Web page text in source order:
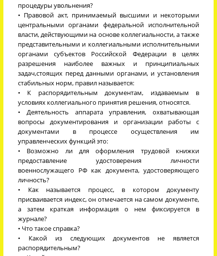
процедуры увольнения?
• Правовой акт, принимаемый высшими и некоторыми
центральными органами федеральной исполнительной
власти, действующими на основе коллегиальности, а также
представительными и коллегиальными исполнительными
органами субъектов Российской Федерации в целях
разрешения наиболее важных и принципиальных
задач,стоящих перед данными органами, и установления
стабильных норм, правил называется:
• К распорядительным документам, издаваемым в
условиях коллегиального принятия решения, относятся.
• Деятельность аппарата управления, охватывающая
вопросы документирования и организации работы с
документами в процессе осуществления им
управленческих функций это:
• Возможно ли для оформления трудовой книжки
предоставление удостоверения личности
военнослужащего РФ как документа, удостоверяющего
личность?
• Как называется процесс, в котором документу
присваивается индекс, он отмечается на самом документе,
а затем краткая информация о нем фиксируется в
журнале?
• Что такое справка?
• Какой из следующих документов не является
распорядительным?